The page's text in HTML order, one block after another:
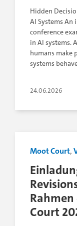
Hidden
AI Systems
conference
in AI systems.
humans make
systems
24.06.2026
Moot Court,
Court